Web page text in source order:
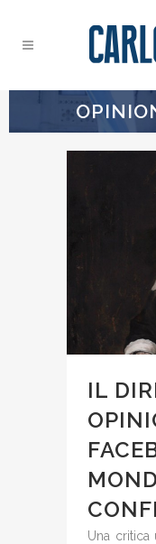
IL
Una critica